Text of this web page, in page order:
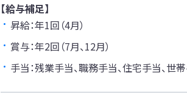
【給与補足】
昇給：年1回（4月）
賞与：年2回（7月、12月）
手当：残業手当、職務手当、住宅手当、